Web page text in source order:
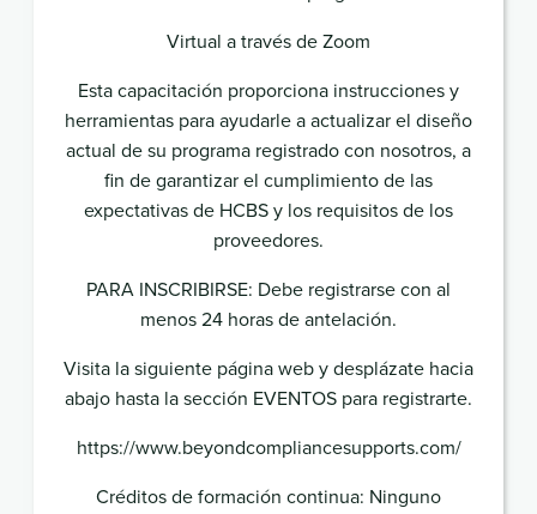
Virtual a través de Zoom
Esta capacitación proporciona instrucciones y
herramientas para ayudarle a actualizar el diseño
actual de su programa registrado con nosotros, a
fin de garantizar el cumplimiento de las
expectativas de HCBS y los requisitos de los
proveedores.
PARA INSCRIBIRSE: Debe registrarse con al
menos 24 horas de antelación.
Visita la siguiente página web y desplázate hacia
abajo hasta la sección EVENTOS para registrarte.
https://www.beyondcompliancesupports.com/
Créditos de formación continua: Ninguno